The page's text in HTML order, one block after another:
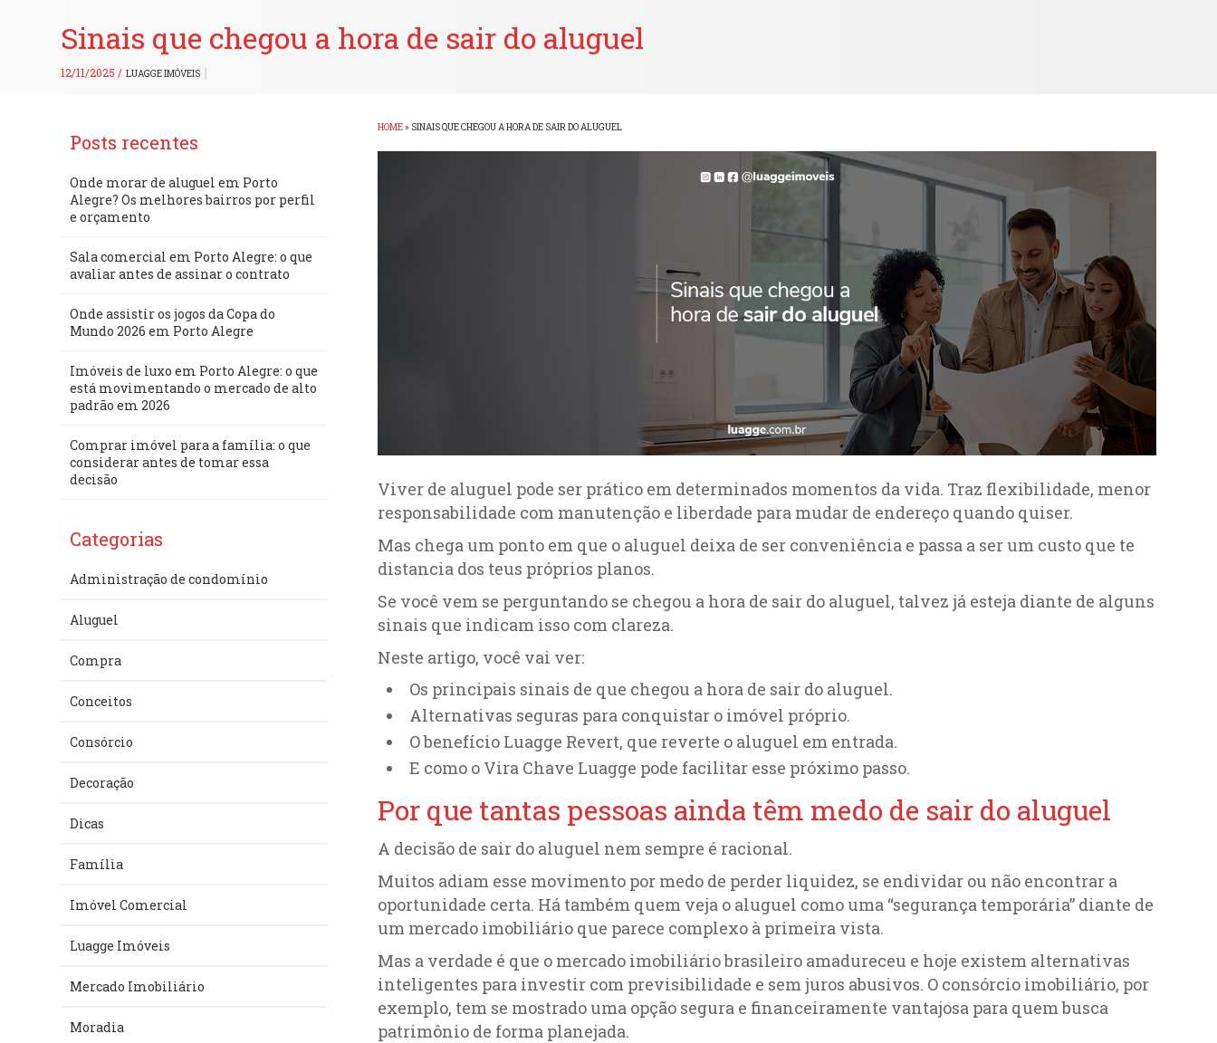
Sinais que chegou a hora de sair do aluguel
12/11/2025 / LUAGGE IMÓVEIS
HOME» SINAIS QUE CHEGOU A HORA DE SAIR DO ALUGUEL
Viver de aluguel pode ser prático em determinados momentos da vida. Traz flexibilidade, menor
responsabilidade com manutenção e liberdade para mudar de endereço quando quiser.
Mas chega um ponto em que o aluguel deixa de ser conveniência e passa a ser um custo que te
distancia dos teus próprios planos.
Se você vem se perguntando se chegou a hora de sair do aluguel, talvez já esteja diante de alguns
sinais que indicam isso com clareza.
Neste artigo, você vai ver:
Os principais sinais de que chegou a hora de sair do aluguel.
Alternativas seguras para conquistar o imóvel próprio.
O benefício Luagge Revert, que reverte o aluguel em entrada.
E como o Vira Chave Luagge pode facilitar esse próximo passo.
Por que tantas pessoas ainda têm medo de sair do aluguel
A decisão de sair do aluguel nem sempre é racional.
Muitos adiam esse movimento por medo de perder liquidez, se endividar ou não encontrar a
oportunidade certa. Há também quem veja o aluguel como uma “segurança temporária” diante de
um mercado imobiliário que parece complexo à primeira vista.
Mas a verdade é que o mercado imobiliário brasileiro amadureceu e hoje existem alternativas
inteligentes para investir com previsibilidade e sem juros abusivos. O consórcio imobiliário, por
exemplo, tem se mostrado uma opção segura e financeiramente vantajosa para quem busca
patrimônio de forma planejada.
Posts recentes
Onde morar de aluguel em Porto
Alegre? Os melhores bairros por perfil
e orçamento
Sala comercial em Porto Alegre: o que
avaliar antes de assinar o contrato
Onde assistir os jogos da Copa do
Mundo 2026 em Porto Alegre
Imóveis de luxo em Porto Alegre: o que
está movimentando o mercado de alto
padrão em 2026
Comprar imóvel para a família: o que
considerar antes de tomar essa
decisão
Categorias
Administração de condomínio
Aluguel
Compra
Conceitos
Consórcio
Decoração
Dicas
Família
Imóvel Comercial
Luagge Imóveis
Mercado Imobiliário
Moradia